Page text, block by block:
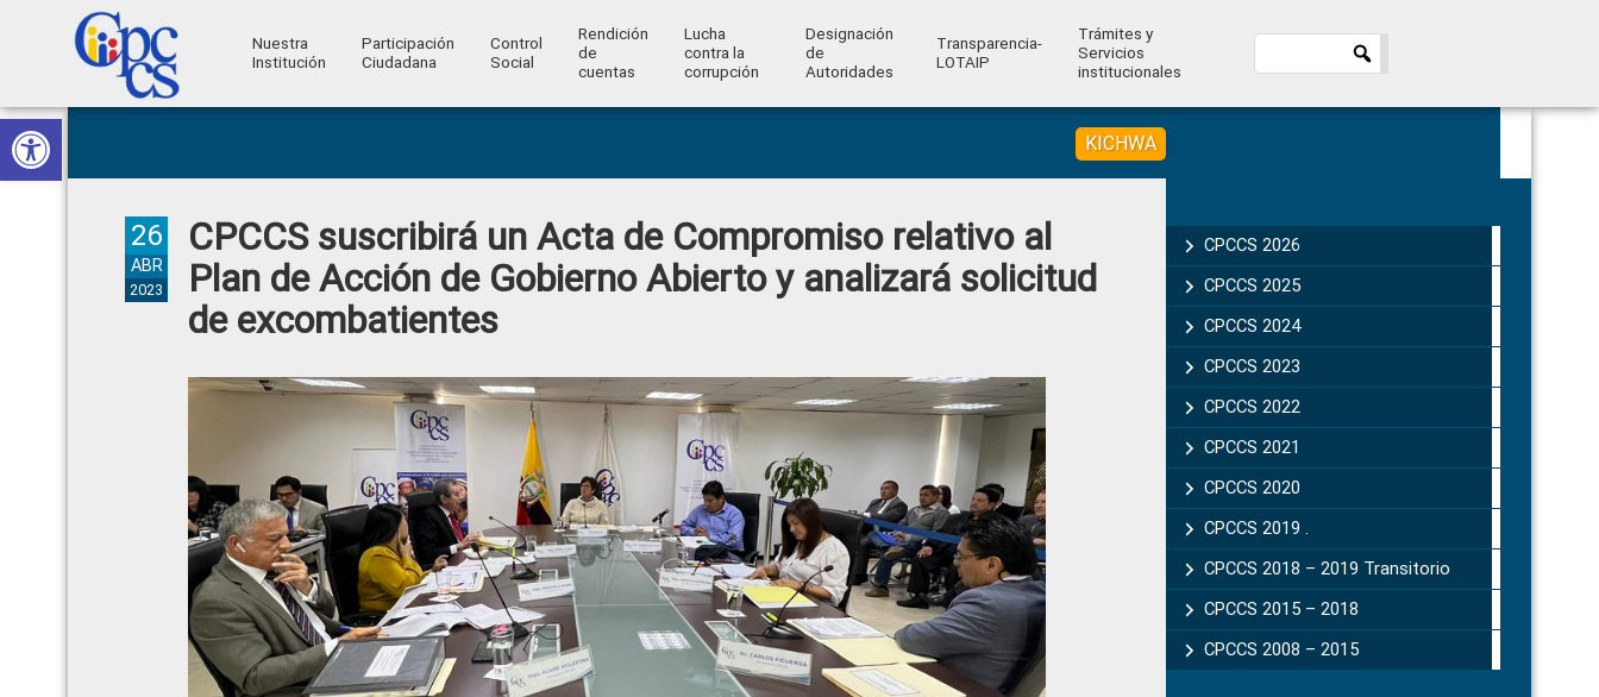
Abrir barra de herramientas
Skip
to
primary
Skip
to
main
Skip
to
primary
Skip
to
footer
Ciudadana
Control
Ciudadano
Nuestra
Institución
Participación
Ciudadana
Control
Social
Rendición
de
cuentas
Lucha
contra la
corrupción
Designación
de
Autoridades
Transparencia-
LOTAIP
Trámites y
Servicios
institucionales
KICHWA
CPCCS suscribirá un Acta de Compromiso relativo al
Plan de Acción de Gobierno Abierto y analizará solicitud
de excombatientes
26
ABR
2023
Sidebar
CPCCS 2026
CPCCS 2025
CPCCS 2024
CPCCS 2023
CPCCS 2022
CPCCS 2021
CPCCS 2020
CPCCS 2019 .
CPCCS 2018 – 2019 Transitorio
CPCCS 2015 – 2018
CPCCS 2008 – 2015